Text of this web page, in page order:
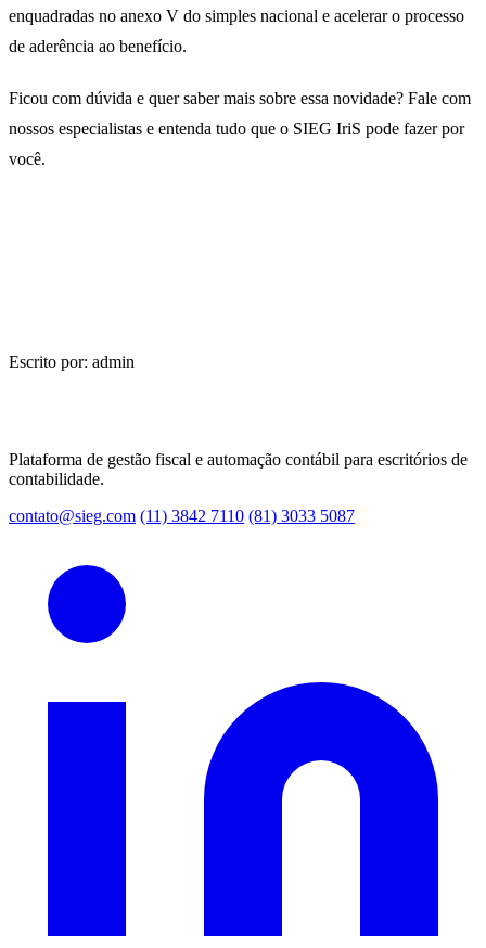
enquadradas no anexo V do simples nacional e acelerar o processo
de aderência ao benefício.
Ficou com dúvida e quer saber mais sobre essa novidade? Fale com
nossos especialistas e entenda tudo que o SIEG IriS pode fazer por
você.
Escrito por: admin
Plataforma de gestão fiscal e automação contábil para escritórios de
contabilidade.
contato@sieg.com (11) 3842 7110 (81) 3033 5087